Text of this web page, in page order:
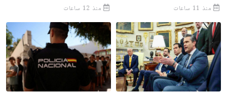
منذ 11 ساعات منذ 12 ساعات